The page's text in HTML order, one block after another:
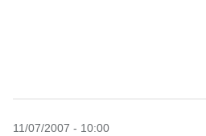
11/07/2007 - 10:00